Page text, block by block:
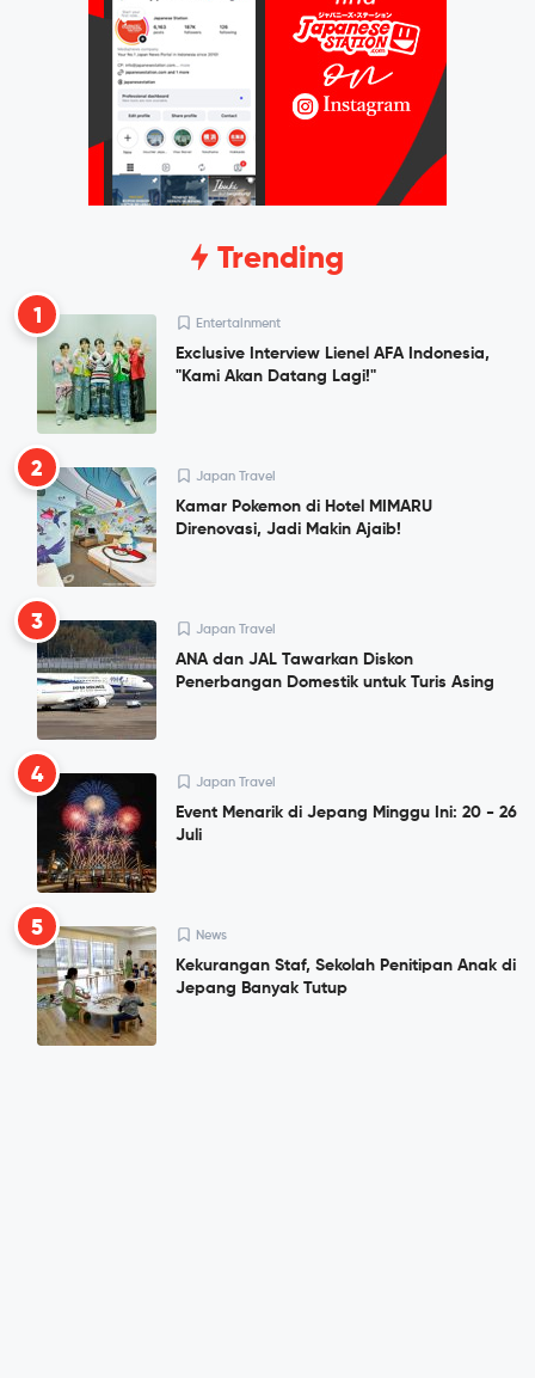
Trending
1 Entertainment
Exclusive Interview Lienel AFA Indonesia,
"Kami Akan Datang Lagi!"
2 Japan Travel
Kamar Pokemon di Hotel MIMARU
Direnovasi, Jadi Makin Ajaib!
3 Japan Travel
ANA dan JAL Tawarkan Diskon
Penerbangan Domestik untuk Turis Asing
4 Japan Travel
Event Menarik di Jepang Minggu Ini: 20 - 26
Juli
5 News
Kekurangan Staf, Sekolah Penitipan Anak di
Jepang Banyak Tutup